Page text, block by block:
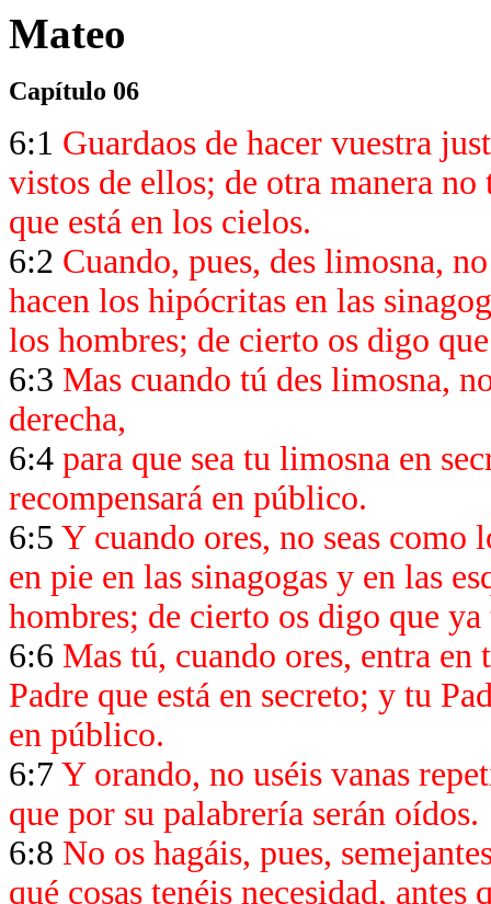
Mateo
Capítulo 06
6:1 Guardaos de hacer vuestra
vistos de ellos; de otra manera no
que está en los cielos.
6:2 Cuando, pues, des limosna,
hacen los hipócritas en las
los hombres; de cierto os digo
6:3 Mas cuando tú des limosna,
derecha,
6:4 para que sea tu limosna en
recompensará en público.
6:5 Y cuando ores, no seas
en pie en las sinagogas y en las
hombres; de cierto os digo que ya
6:6 Mas tú, cuando ores, entra
Padre que está en secreto; y tu
en público.
6:7 Y orando, no uséis vanas
que por su palabrería serán oídos.
6:8 No os hagáis, pues,
qué cosas tenéis necesidad,